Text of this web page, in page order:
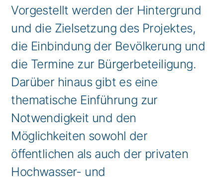
Vorgestellt werden der Hintergrund
und die Zielsetzung des Projektes,
die Einbindung der Bevölkerung und
die Termine zur Bürgerbeteiligung.
Darüber hinaus gibt es eine
thematische Einführung zur
Notwendigkeit und den
Möglichkeiten sowohl der
öffentlichen als auch der privaten
Hochwasser- und